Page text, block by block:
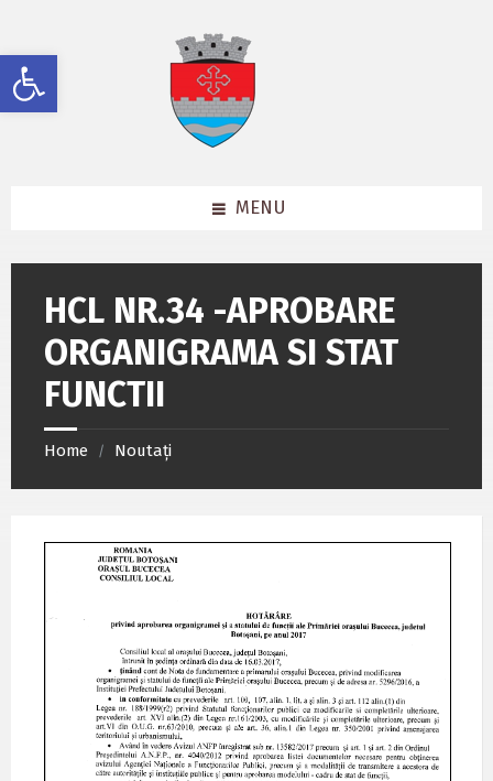
Deschide bara de unelte
content
left
sidebar
footer
MENU
HCL NR.34 -APROBARE
ORGANIGRAMA SI STAT
FUNCTII
Home / Noutați